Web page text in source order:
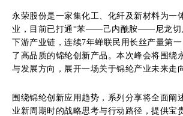
永荣股份是一家集化工、化纤及新材料为一
业，目前已打通“苯——己内酰胺——尼龙
下游产业链，连续7年蝉联民用长丝产量第
了高品质的锦纶创新产品。本次峰会将围绕
与发展方向，展开一场关于锦纶产业未来走
围绕锦纶创新应用趋势，系列分享将全面阐
业新周期时的战略思考与行动路径，提供宝